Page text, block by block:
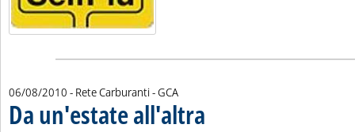
06/08/2010 - Rete Carburanti -di:
GCA
Da un'estate all'altra